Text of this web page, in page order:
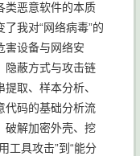
类恶意软件的本质
我对“网络病毒”的
害设备与网络安
隐蔽方式与攻击链
取、样本分析、
代码的基础分析流
破解加密外壳、挖
工具攻击”到“能分